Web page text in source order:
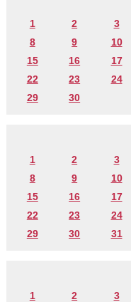
1 2 3
8
9 10
15
16 17
22
23 24
29
30
1 2 3
8
9 10
15
16 17
22
23 24
29
30 31
1 2 3